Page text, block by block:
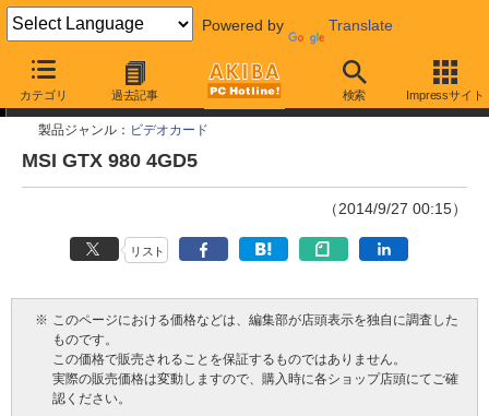
Powered by Translate
カテゴリ 過去記事 検索 Impressサイト
今週見つけた新製品
製品ジャンル： ビデオカード
MSI GTX 980 4GD5
（2014/9/27 00:15）
リスト
※ このページにおける価格などは、編集部が店頭表示を独自に調査した
ものです。
この価格で販売されることを保証するものではありません。
実際の販売価格は変動しますので、購入時に各ショップ店頭にてご確
認ください。